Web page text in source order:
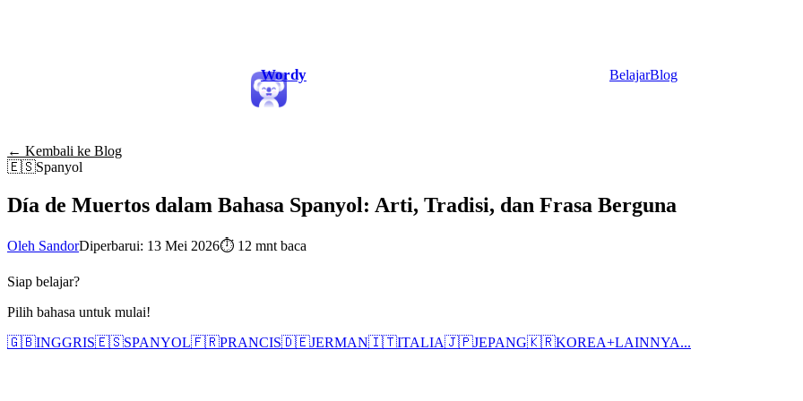
Wordy BelajarBlog
← Kembali ke Blog
🇪🇸Spanyol
Día de Muertos dalam Bahasa Spanyol: Arti, Tradisi, dan Frasa Berguna
Oleh SandorDiperbarui: 13 Mei 2026⏱ 12 mnt baca
Siap belajar?
Pilih bahasa untuk mulai!
🇬🇧INGGRIS🇪🇸SPANYOL🇫🇷PRANCIS🇩🇪JERMAN🇮🇹ITALIA🇯🇵JEPANG🇰🇷KOREA+LAINNYA...